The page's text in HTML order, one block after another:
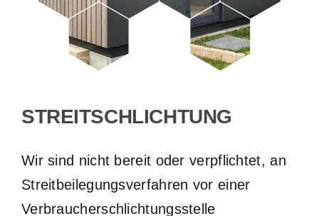
STREITSCHLICHTUNG
Wir sind nicht bereit oder verpflichtet, an
Streitbeilegungsverfahren vor einer
Verbraucherschlichtungsstelle